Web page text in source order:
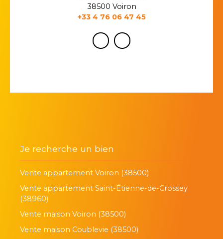
38500 Voiron
+33 4 76 06 47 45
Je recherche un bien
Vente appartement Voiron (38500)
Vente appartement Saint-Étienne-de-Crossey
(38960)
Vente maison Voiron (38500)
Vente maison Coublevie (38500)